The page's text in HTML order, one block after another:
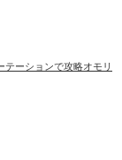
テーションで攻略オモリ